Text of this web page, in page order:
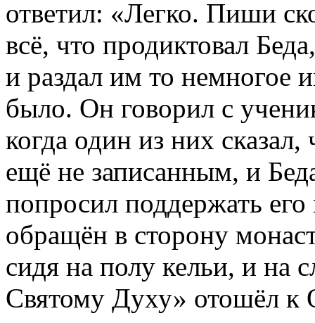
ответил: «Легко. Пиши
всё, что продиктовал
и раздал им то немногое
было. Он говорил с
когда один из них
ещё не записанным, и
попросил поддержать
обращён в сторону
сидя на полу кельи, и на
Святому Духу» отошёл к